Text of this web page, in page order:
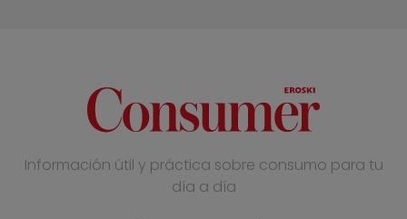
Información útil y práctica sobre consumo para tu
día a día